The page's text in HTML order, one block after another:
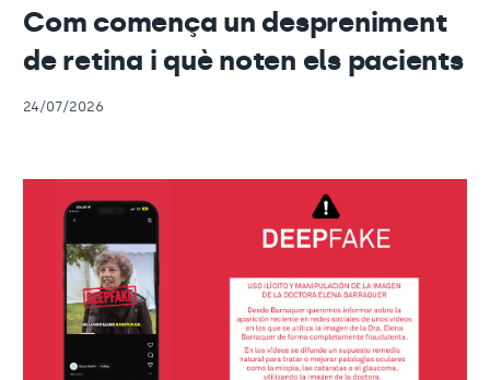
Com comença un despreniment
de retina i què noten els pacients
24/07/2026